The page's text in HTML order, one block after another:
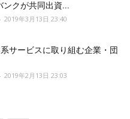
ンクが共同出資...
2019年3月13日 23:40
系サービスに取り組む企業・団
2019年2月13日 23:03